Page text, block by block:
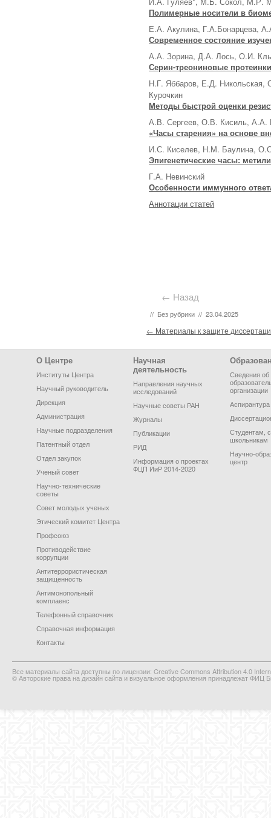
Полимерные носители в
Е.А. Акулина, Г.А.Бонарцева,
Современное состояние
А.А. Зорина, Д.А. Лось, О.И.
Серин-треониновые
Н.Г. Яббаров, Е.Д.
Курочкин
Методы быстрой оценки
А.В. Сергеев, О.В. Кисиль,
«Часы старения» на основе
И.С. Киселев, Н.М. Баулина,
Эпигенетические часы:
Г.А. Невинский
Особенности иммунного
Аннотации статей
← Назад
// Без рубрики // 23.04.2025
Post navigation
← Материалы к защите
Footer Menu
О Центре
Институты Центра
Научный руководитель
Дирекция
Администрация
Научные подразделения
Патентный отдел
Отдел закупок
Ученый совет
Научно-технические
советы
Совет молодых ученых
Этический комитет Центра
Профсоюз
Противодействие
коррупции
Антитеррористическая
защищенность
Антимонопольный
комплаенс
Телефонный справочник
Справочная информация
Контакты
Научная
деятельность
Направления научных
исследований
Научные советы РАН
Журналы
Публикации
РИД
Информация о проектах
ФЦП ИиР 2014-2020
Сведения об
организации
Аспирантура
Студентам,
школьникам
Научно-
центр
Все материалы сайта доступны по лицензии: Creative Commons Attribution 4.0
© Авторские права на дизайн сайта и визуальное оформления принадлежат ФИЦ